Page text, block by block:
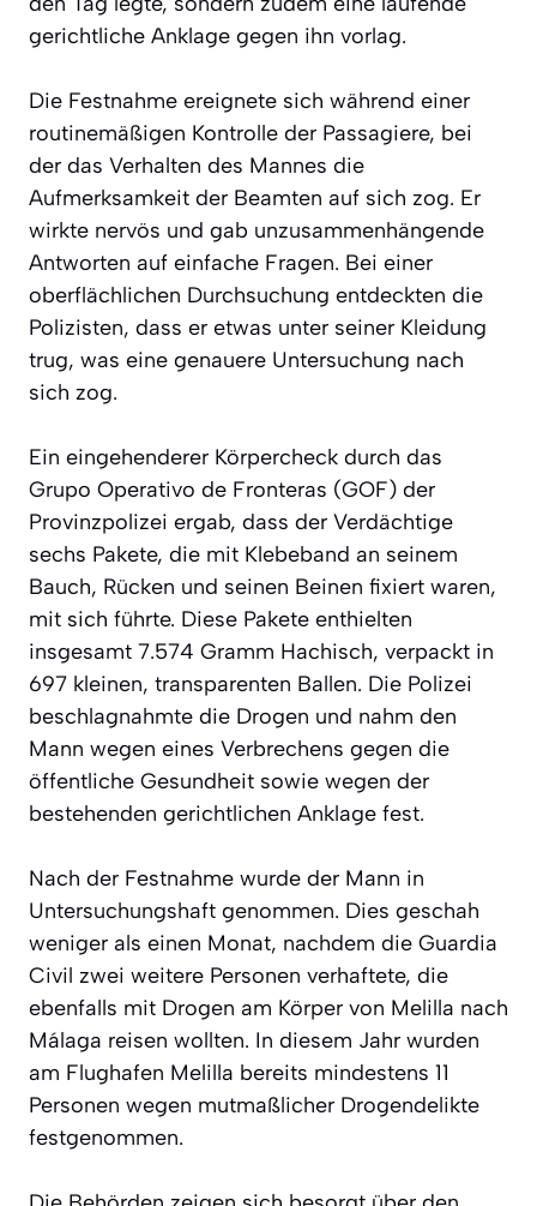
gerichtliche Anklage gegen ihn vorlag.
Die Festnahme ereignete sich während einer
routinemäßigen Kontrolle der Passagiere, bei
der das Verhalten des Mannes die
Aufmerksamkeit der Beamten auf sich zog. Er
wirkte nervös und gab unzusammenhängende
Antworten auf einfache Fragen. Bei einer
oberflächlichen Durchsuchung entdeckten die
Polizisten, dass er etwas unter seiner Kleidung
trug, was eine genauere Untersuchung nach
sich zog.
Ein eingehenderer Körpercheck durch das
Grupo Operativo de Fronteras (GOF) der
Provinzpolizei ergab, dass der Verdächtige
sechs Pakete, die mit Klebeband an seinem
Bauch, Rücken und seinen Beinen fixiert waren,
mit sich führte. Diese Pakete enthielten
insgesamt 7.574 Gramm Hachisch, verpackt in
697 kleinen, transparenten Ballen. Die Polizei
beschlagnahmte die Drogen und nahm den
Mann wegen eines Verbrechens gegen die
öffentliche Gesundheit sowie wegen der
bestehenden gerichtlichen Anklage fest.
Nach der Festnahme wurde der Mann in
Untersuchungshaft genommen. Dies geschah
weniger als einen Monat, nachdem die Guardia
Civil zwei weitere Personen verhaftete, die
ebenfalls mit Drogen am Körper von Melilla nach
Málaga reisen wollten. In diesem Jahr wurden
am Flughafen Melilla bereits mindestens 11
Personen wegen mutmaßlicher Drogendelikte
festgenommen.